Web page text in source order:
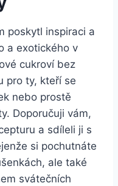
poskytl inspiraci a
a exotického v
cukroví bez
pro ty, kteří se
nebo prostě
Doporučuji vám,
a sdíleli ji s
si pochutnáte
ale také
svátečních